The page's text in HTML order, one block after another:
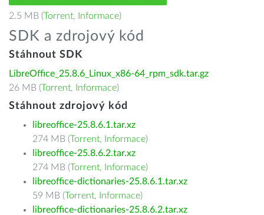
2.5 MB (Torrent, Informace)
SDK a zdrojový kód
Stáhnout SDK
LibreOffice_25.8.6_Linux_x86-64_rpm_sdk.tar.gz
26 MB (Torrent, Informace)
Stáhnout zdrojový kód
libreoffice-25.8.6.1.tar.xz
274 MB (Torrent, Informace)
libreoffice-25.8.6.2.tar.xz
274 MB (Torrent, Informace)
libreoffice-dictionaries-25.8.6.1.tar.xz
59 MB (Torrent, Informace)
libreoffice-dictionaries-25.8.6.2.tar.xz